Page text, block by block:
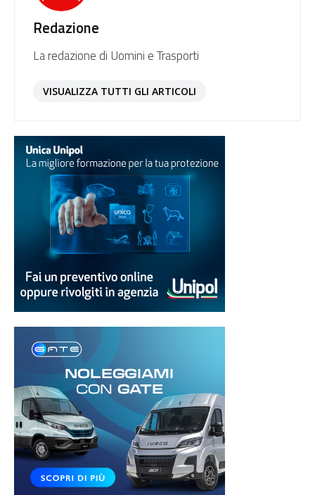
Redazione
La redazione di Uomini e Trasporti
VISUALIZZA TUTTI GLI ARTICOLI